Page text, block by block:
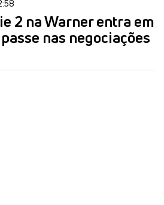
2 na Warner entra em
nas negociações